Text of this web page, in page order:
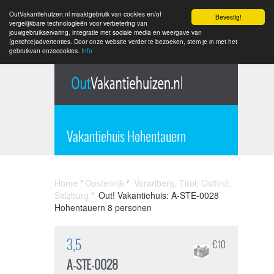
Bevestig!
OutVakantiehuizen.nl maaktgebruik van cookies en/of
vergelijkbare technologieën voor verbetering van
jouwgebruikservaring, integratie met sociale media en weergave van
(gerichte)advertenties. Door onze website verder te bezoeken, stem je in met het
gebruikvan onzecookies. Info
Vakantiehuis Hohentauern
Home Oostenrijk
Vorarlberg, Tirol, Osttirol,
Salzburg
Out! Vakantiehuis: A-STE-0028
Hohentauern 8 personen
3,5
A-STE-0028
€ 10